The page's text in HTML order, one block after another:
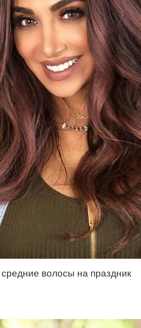
волосы на праздник